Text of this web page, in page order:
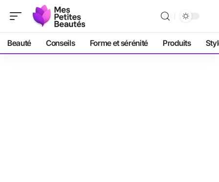
Beauté Conseils Forme et sérénité Produits